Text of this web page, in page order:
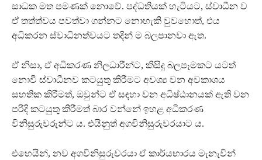
සාධක මත පමණක් නොවේ. පද්ධතියක් හැටියට, ස්වාධීන ව
ඒ තත්ත්වය පවත්වා ගන්නට නොහැකි වුවහොත්, එය
අධිකරන ස්වාධීනත්වයට තදින් ම බලපානවා ඇත.
ඒ නිසා, ඒ අධිකරණ නිලධාරීන්ට, කිසිදු බලපෑමකට යටත්
නොවී ස්වාධීනව කටයුතු කිරීමට අවශ්‍ය වන අවකාශය
සහතික කිරීමත්, ඔවුන්ට ඒ සඳහා වන අධිෂ්ඨානයක් ඇති වන
පරිදි කටයුතු කිරීමත් බාර වන්නේ ඉහළ අධිකරණ
විනිසුරුවරුන්ට ය. එයිනුත් අගවිනිසුරුවරයාට ය.
එහෙයින්, නව අගවිනිසුරුවරයා ඒ කාර්යභාරය මැනැවින්